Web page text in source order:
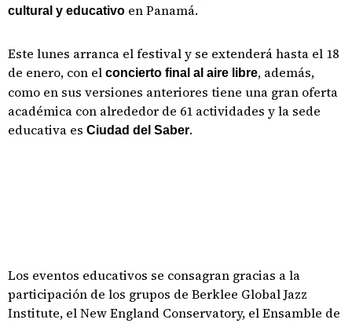
cultural y educativo en Panamá.
Este lunes arranca el festival y se extenderá hasta el 18
de enero, con el concierto final al aire libre, además,
como en sus versiones anteriores tiene una gran oferta
académica con alrededor de 61 actividades y la sede
educativa es Ciudad del Saber.
Los eventos educativos se consagran gracias a la
participación de los grupos de Berklee Global Jazz
Institute, el New England Conservatory, el Ensamble de